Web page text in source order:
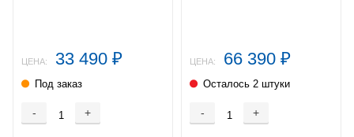
ЦЕНА: 33 490 ₽
Под заказ
- +
ЦЕНА: 66 390 ₽
Осталось 2 штуки
- +